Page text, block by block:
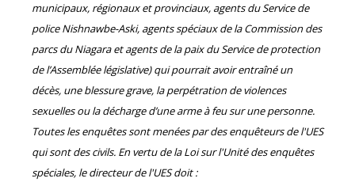
municipaux, régionaux et provinciaux, agents du Service de
police Nishnawbe-Aski, agents spéciaux de la Commission des
parcs du Niagara et agents de la paix du Service de protection
de l’Assemblée législative) qui pourrait avoir entraîné un
décès, une blessure grave, la perpétration de violences
sexuelles ou la décharge d’une arme à feu sur une personne.
Toutes les enquêtes sont menées par des enquêteurs de l'UES
qui sont des civils. En vertu de la Loi sur l'Unité des enquêtes
spéciales, le directeur de l'UES doit :